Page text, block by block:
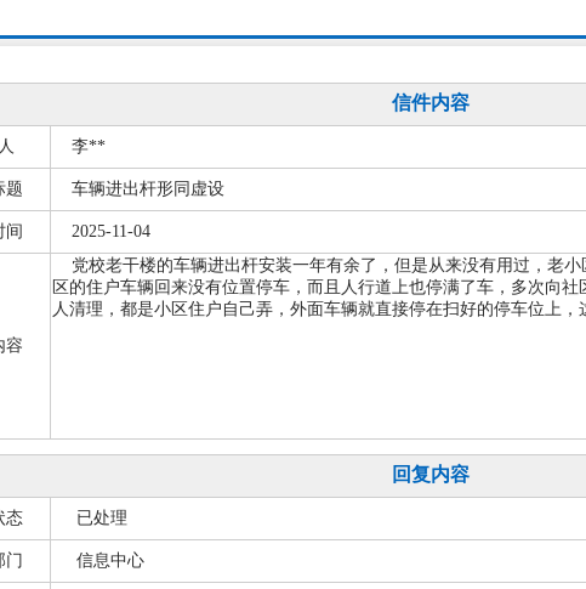
信件内容
李**
题 车辆进出杆形同虚设
间 2025-11-04
容
党校老干楼的车辆进出杆安装一年有余了，但是从来没有用过，老
区的住户车辆回来没有位置停车，而且人行道上也停满了车，多次向
人清理，都是小区住户自己弄，外面车辆就直接停在扫好的停车位上
回复内容
态 已处理
门 信息中心